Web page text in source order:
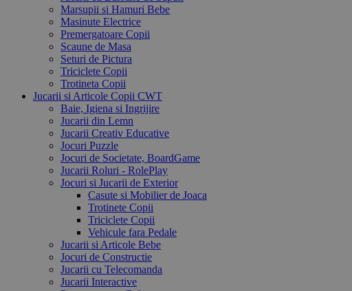
Marsupii si Hamuri Bebe
Masinute Electrice
Premergatoare Copii
Scaune de Masa
Seturi de Pictura
Triciclete Copii
Trotineta Copii
Jucarii si Articole Copii CWT
Baie, Igiena si Ingrijire
Jucarii din Lemn
Jucarii Creativ Educative
Jocuri Puzzle
Jocuri de Societate, BoardGame
Jucarii Roluri - RolePlay
Jocuri si Jucarii de Exterior
Casute si Mobilier de Joaca
Trotinete Copii
Triciclete Copii
Vehicule fara Pedale
Jucarii si Articole Bebe
Jocuri de Constructie
Jucarii cu Telecomanda
Jucarii Interactive